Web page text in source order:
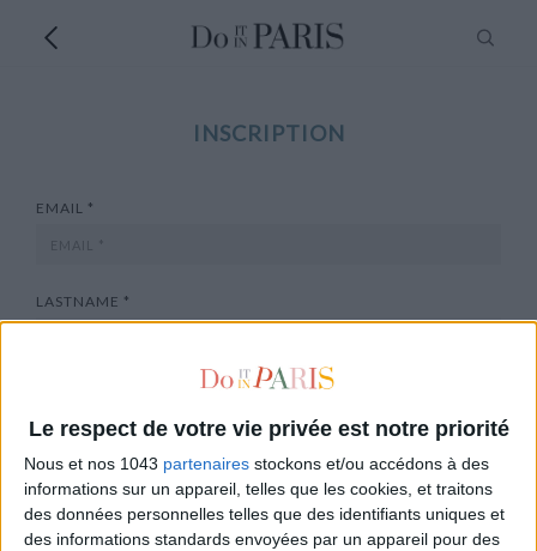
Le respect de votre vie privée est notre priorité
Nous et nos 1043 partenaires stockons et/ou accédons à des
informations sur un appareil, telles que les cookies, et traitons
des données personnelles telles que des identifiants uniques et
des informations standards envoyées par un appareil pour des
INSCRIPTION
EMAIL *
LASTNAME *
PHONE *